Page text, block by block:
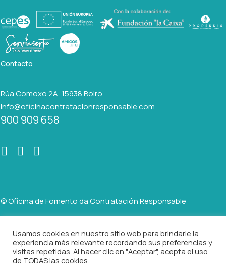
Contacto
Rúa Comoxo 2A, 15938 Boiro
info@oficinacontratacionresponsable.com
900 909 658
© Oficina de Fomento da Contratación Responsable
AVISO LEGAL
POLÍTICA DE PRIVACIDAD
Usamos cookies en nuestro sitio web para brindarle la
experiencia más relevante recordando sus preferencias y
visitas repetidas. Al hacer clic en "Aceptar", acepta el uso
de TODAS las cookies.